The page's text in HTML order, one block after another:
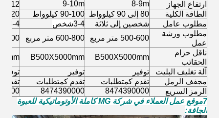
ارتفاع الجهاز 8-9m
9-10m
11-12 متر
الطاقة الكلية
80 إلى 90 كيلوواط 90-100 كيلوواط
100-120
مطلوب عامل
شخصين إلى ثلاثة 3-4شخص
3-4 أشخاص
مطلوب ورشة
عمل
500-600 متر مربع 600-800 متر مربع
800-1000
ناقل حزام
الحقائب
B500X5000mm
B500X5000mm
آلة تغليف البليت
توفير توفير
توفير
مجفف الرمل
تقدم كمتطلبات تقدم كمتطلبات
تقدم
الرمز السريع
8474390000
8474390000
7موقع عمل العملاء في شركة MG كاملة الأوتوماتيكية للعبوة
الجافة: